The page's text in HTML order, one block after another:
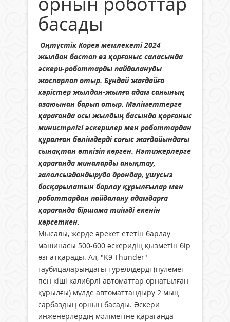
басады
Оңтүстік Корея мемлекеті 2024
жылдан бастап өз қорғаныс саласында
әскери-роботтарды пайдалануды
жоспарлап отыр. Бұндай жағдайға
кәрістер жылдан-жылға адам санының
азаюынан барып отыр. Мәліметтерге
қарағанда осы жылдың басында қорғаныс
министрлігі әскерилер мен роботтардан
құралған бөлімдерді соғыс жағдайындағы
сынақтан өткізіп көрген. Нәтижерлерге
қарағанда миналарды анықтау,
залалсыздандыруда дрондар, ұшусыз
басқарылатын барлау құрылғылар мен
роботтардан пайдалану адамдарға
қарағанда біршама тиімді екенін
көрсеткен.
Мысалы, жерде әрекет ететін барлау
машинасы 500-600 әскеридің қызметін бір
өзі атқарады. Ал, "K9 Thunder"
гаубицаларындағы туреллдерді (пулемет
пен кіші калибрлі автоматтар орнатылған
құрылғы) мүлде автоматтандыру 2 мың
сарбаздың орнын басады. Әскери
инженерлердің мәліметіне қарағанда